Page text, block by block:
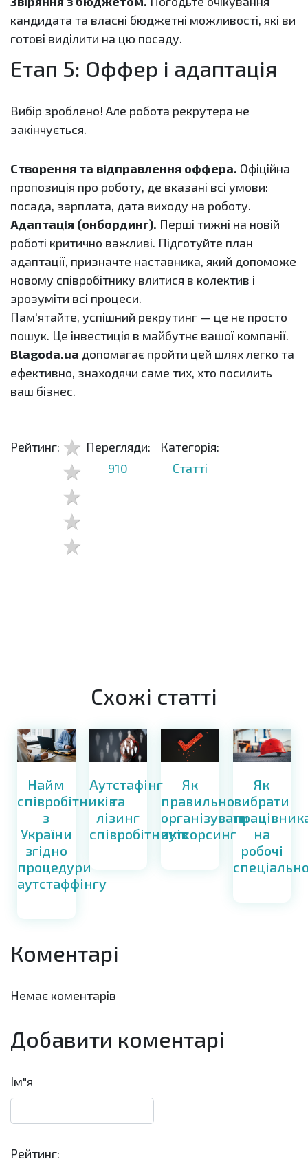
кандидата та власні бюджетні можливості, які ви
готові виділити на цю посаду.
Етап 5: Оффер і адаптація
Вибір зроблено! Але робота рекрутера не
закінчується.
Створення та відправлення оффера. Офіційна
пропозиція про роботу, де вказані всі умови:
посада, зарплата, дата виходу на роботу.
Адаптація (онбординг). Перші тижні на новій
роботі критично важливі. Підготуйте план
адаптації, призначте наставника, який допоможе
новому співробітнику влитися в колектив і
зрозуміти всі процеси.
Пам'ятайте, успішний рекрутинг — це не просто
пошук. Це інвестиція в майбутнє вашої компанії.
Blagoda.ua допомагає пройти цей шлях легко та
ефективно, знаходячи саме тих, хто посилить
ваш бізнес.
Рейтинг:
Перегляди:
910
Категорія:
Статті
Схожі статті
Найм
співробітників
з
України
згідно
процедури
аутстаффінгу
Аутстафінг
та
лізинг
співробітників
Як
правильно
організувати
аутсорсинг
Як
вибрати
на
робочі
Коментарі
Немає коментарів
Добавити коментарі
Ім"я
Рейтинг: